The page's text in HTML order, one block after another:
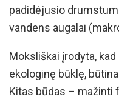
padidėjusio
vandens augalai
Moksliškai įrodyta,
ekologinę būklę,
Kitas būdas – mažinti